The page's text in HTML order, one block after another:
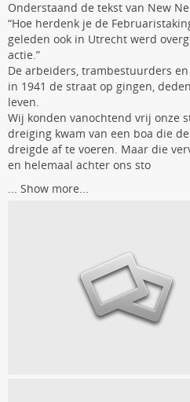
Onderstaand de tekst van New
“Hoe herdenk je de
geleden ook in Utrecht werd
actie.”
De arbeiders, trambestuurders
in 1941 de straat op gingen,
leven.
Wij konden vanochtend vrij onze
dreiging kwam van een boa die
dreigde af te voeren. Maar die
en helemaal achter ons sto
... Show more...